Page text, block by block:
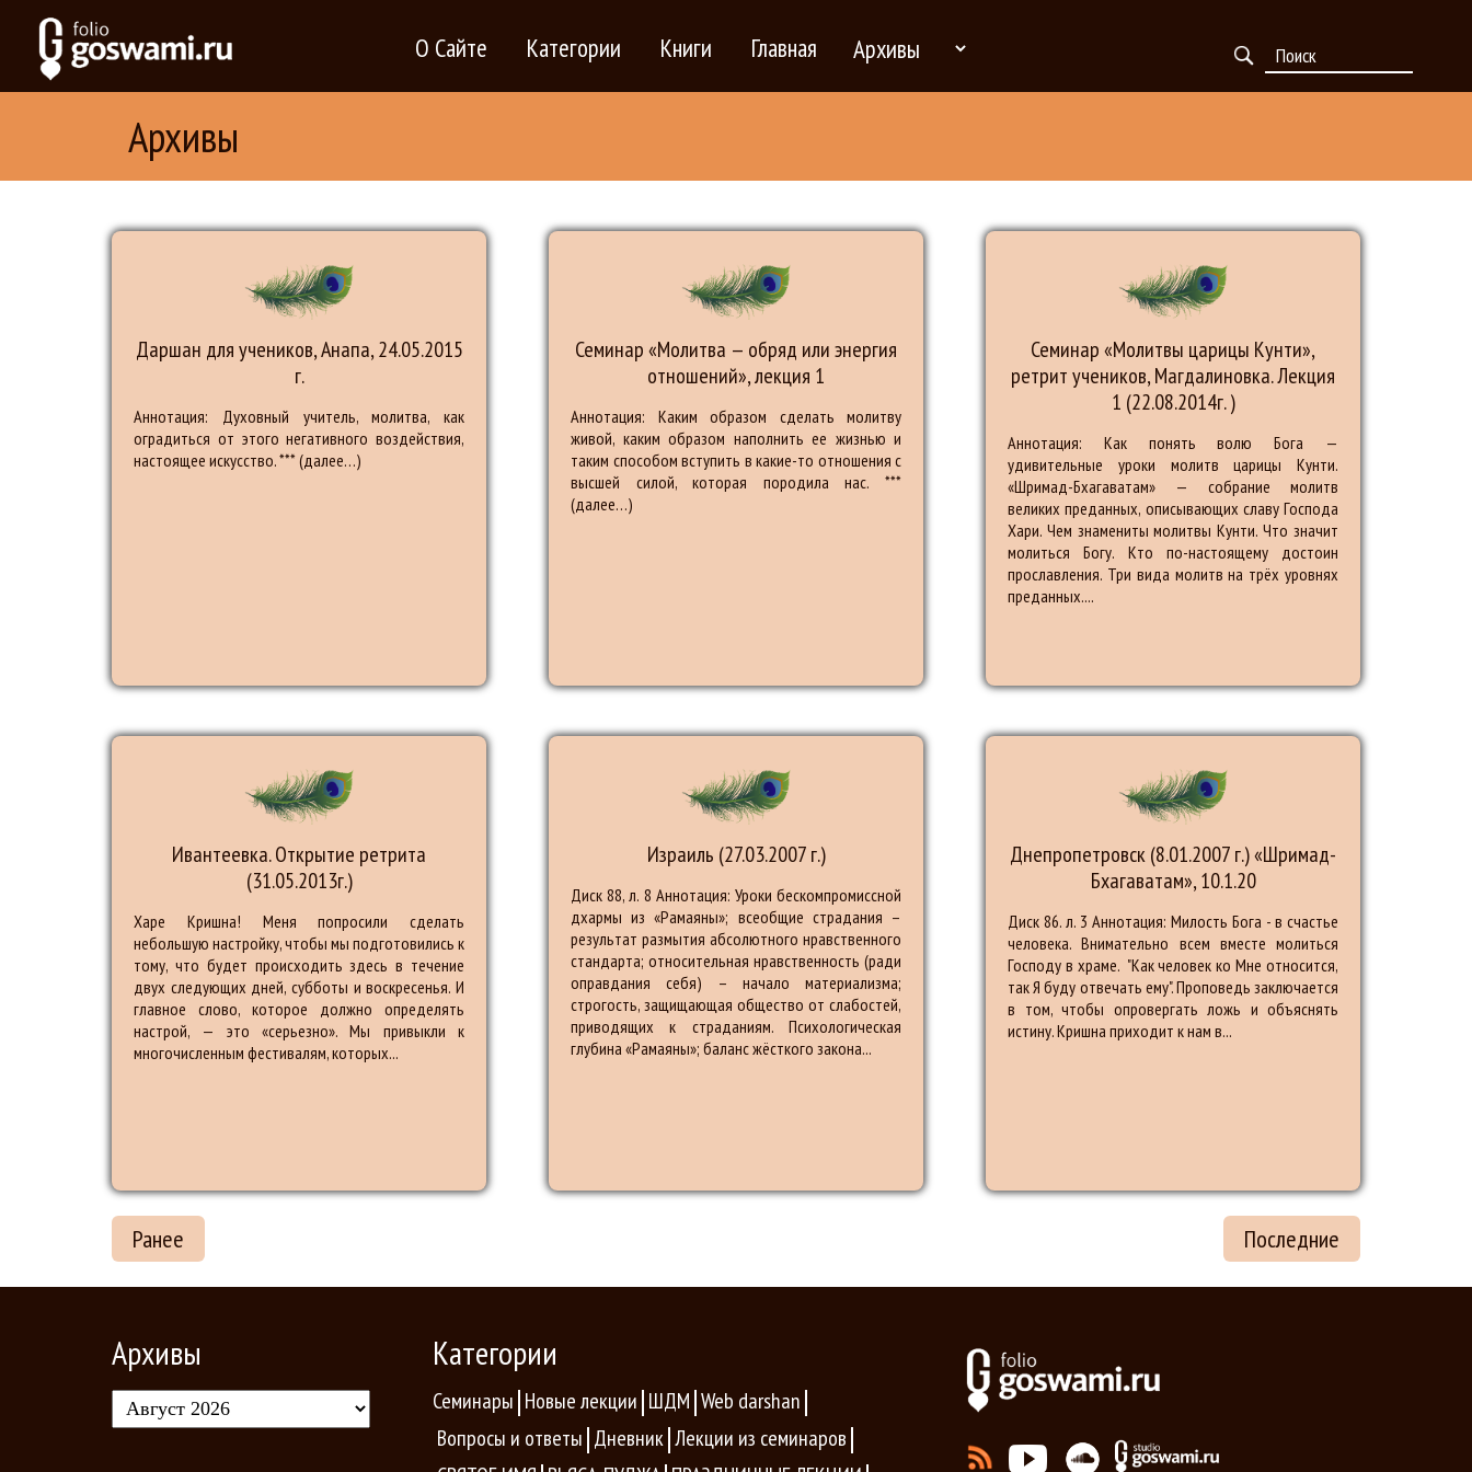
О Сайте Категории Книги Главная
Архивы
Даршан для учеников, Анапа, 24.05.2015
г.
Аннотация: Духовный учитель, молитва, как
оградиться от этого негативного воздействия,
настоящее искусство. *** (далее…)
Семинар «Молитва — обряд или энергия
отношений», лекция 1
Аннотация: Каким образом сделать молитву
живой, каким образом наполнить ее жизнью и
таким способом вступить в какие-то отношения с
высшей силой, которая породила нас. ***
(далее…)
Семинар «Молитвы царицы Кунти»,
ретрит учеников, Магдалиновка. Лекция
1 (22.08.2014г. )
Аннотация: Как понять волю Бога —
удивительные уроки молитв царицы Кунти.
«Шримад-Бхагаватам» — собрание молитв
великих преданных, описывающих славу Господа
Хари. Чем знамениты молитвы Кунти. Что значит
молиться Богу. Кто по-настоящему достоин
прославления. Три вида молитв на трёх уровнях
преданных....
Ивантеевка. Открытие ретрита
(31.05.2013г.)
Харе Кришна! Меня попросили сделать
небольшую настройку, чтобы мы подготовились к
тому, что будет происходить здесь в течение
двух следующих дней, субботы и воскресенья. И
главное слово, которое должно определять
настрой, — это «серьезно». Мы привыкли к
многочисленным фестивалям, которых...
Израиль (27.03.2007 г.)
Диск 88, л. 8 Аннотация: Уроки бескомпромиссной
дхармы из «Рамаяны»; всеобщие страдания –
результат размытия абсолютного нравственного
стандарта; относительная нравственность (ради
оправдания себя) – начало материализма;
строгость, защищающая общество от слабостей,
приводящих к страданиям. Психологическая
глубина «Рамаяны»; баланс жёсткого закона...
Днепропетровск (8.01.2007 г.) «Шримад-
Бхагаватам», 10.1.20
Диск 86. л. 3 Аннотация: Милость Бога - в счастье
человека. Внимательно всем вместе молиться
Господу в храме. "Как человек ко Мне относится,
так Я буду отвечать ему". Проповедь заключается
в том, чтобы опровергать ложь и объяснять
истину. Кришна приходит к нам в...
Последние
Ранее
Архивы Категории
Семинары Новые лекции ШДМ Web darshan
Вопросы и ответы Дневник Лекции из семинаров